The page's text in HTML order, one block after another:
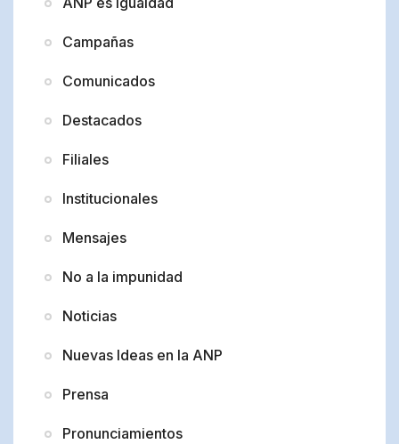
Campañas
Comunicados
Destacados
Filiales
Institucionales
Mensajes
No a la impunidad
Noticias
Nuevas Ideas en la ANP
Prensa
Pronunciamientos